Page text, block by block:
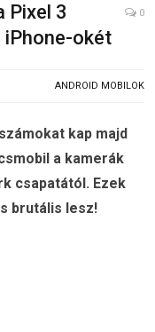
Pixel 3
iPhone-okét
0
ANDROID MOBILOK
kap majd
a kamerák
csapatától. Ezek
brutális lesz!